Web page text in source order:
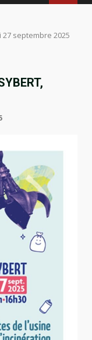
27 septembre 2025